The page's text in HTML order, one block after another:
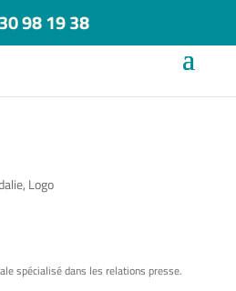
98 19 38
, Logo
spécialisé dans les relations presse.